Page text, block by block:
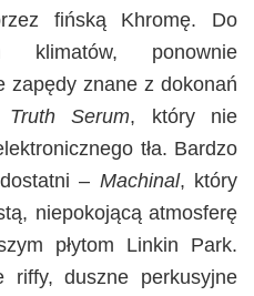
fińską Khromę. Do
klimatów, ponownie
zapędy znane z dokonań
Truth Serum, który nie
tła. Bardzo
– Machinal, który
niepokojącą atmosferę
płytom Linkin Park.
riffy, duszne perkusyjne